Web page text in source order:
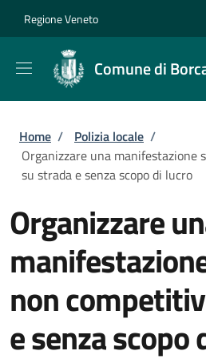
Regione Veneto
Comune di
Briciole di pane
Home / Polizia locale /
Organizzare una manifestazione
su strada e senza scopo di lucro
Organizzare
non
e senza scopo